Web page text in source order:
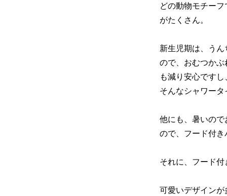
どの動物モチー
がたくさん。
新生児期は、う
ので、おむつか
も減り安心です
そんなシャワー
他にも、暑いの
ので、フード付
それに、フード
可愛いデザイン